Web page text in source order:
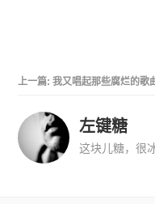
上一篇:我又唱起那些腐烂的歌
左键糖
这块儿糖，很